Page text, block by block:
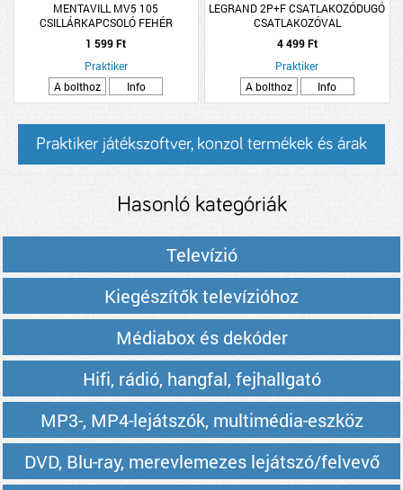
MENTAVILL MV5 105
CSILLÁRKAPCSOLÓ FEHÉR
1 599 Ft
Praktiker
A bolthoz
Info
LEGRAND 2P+F CSATLAKOZÓDUGÓ
CSATLAKOZÓVAL
4 499 Ft
Praktiker
A bolthoz
Info
Praktiker játékszoftver, konzol termékek és árak
Hasonló kategóriák
Televízió
Kiegészítők televízióhoz
Médiabox és dekóder
Hifi, rádió, hangfal, fejhallgató
MP3-, MP4-lejátszók, multimédia-eszköz
DVD, Blu-ray, merevlemezes lejátszó/felvevő